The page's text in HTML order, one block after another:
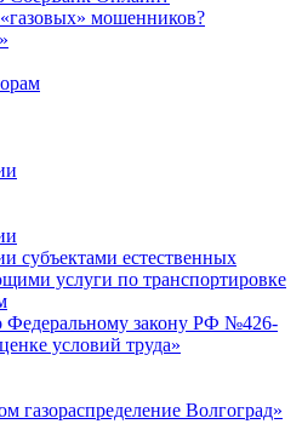
мошенников?
субъектами естественных
услуги по транспортировке
Федеральному закону РФ №426-
условий труда»
газораспределение Волгоград»